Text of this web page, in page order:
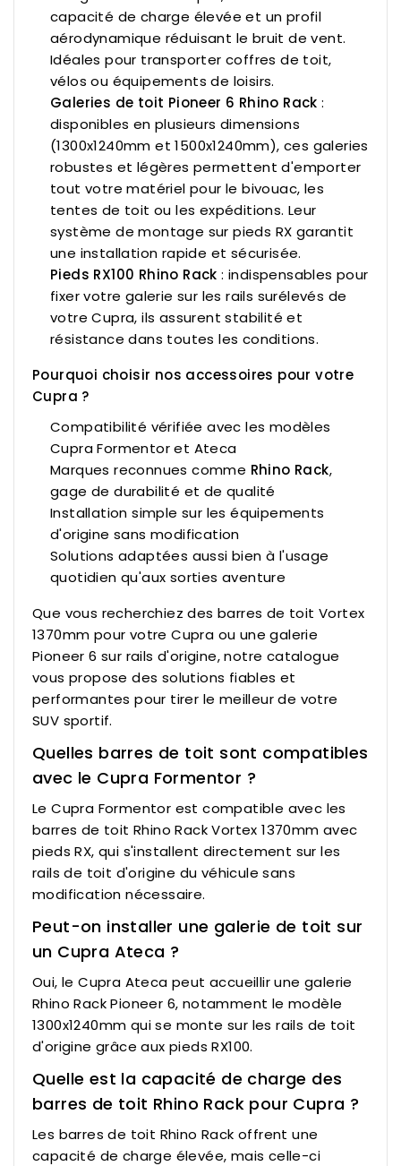
capacité de charge élevée et un profil
aérodynamique réduisant le bruit de vent.
Idéales pour transporter coffres de toit,
vélos ou équipements de loisirs.
Galeries de toit Pioneer 6 Rhino Rack :
disponibles en plusieurs dimensions
(1300x1240mm et 1500x1240mm), ces galeries
robustes et légères permettent d'emporter
tout votre matériel pour le bivouac, les
tentes de toit ou les expéditions. Leur
système de montage sur pieds RX garantit
une installation rapide et sécurisée.
Pieds RX100 Rhino Rack : indispensables pour
fixer votre galerie sur les rails surélevés de
votre Cupra, ils assurent stabilité et
résistance dans toutes les conditions.
Pourquoi choisir nos accessoires pour votre
Cupra ?
Compatibilité vérifiée avec les modèles
Cupra Formentor et Ateca
Marques reconnues comme Rhino Rack,
gage de durabilité et de qualité
Installation simple sur les équipements
d'origine sans modification
Solutions adaptées aussi bien à l'usage
quotidien qu'aux sorties aventure
Que vous recherchiez des barres de toit Vortex
1370mm pour votre Cupra ou unegalerie
Pioneer 6 sur rails d'origine, notre catalogue
vous propose des solutions fiables et
performantes pour tirer le meilleur de votre
SUV sportif.
Quelles barres de toit sont compatibles
avec le Cupra Formentor ?
Le Cupra Formentor est compatible avec les
barres de toit Rhino Rack Vortex 1370mm avec
pieds RX, qui s'installent directement sur les
rails de toit d'origine du véhicule sans
modification nécessaire.
Peut-on installer une galerie de toit sur
un Cupra Ateca ?
Oui, le Cupra Ateca peut accueillir une galerie
Rhino Rack Pioneer 6, notamment le modèle
1300x1240mm qui se monte sur les rails de toit
d'origine grâce aux pieds RX100.
Quelle est la capacité de charge des
barres de toit Rhino Rack pour Cupra ?
Les barres de toit Rhino Rack offrent une
capacité de charge élevée, mais celle-ci